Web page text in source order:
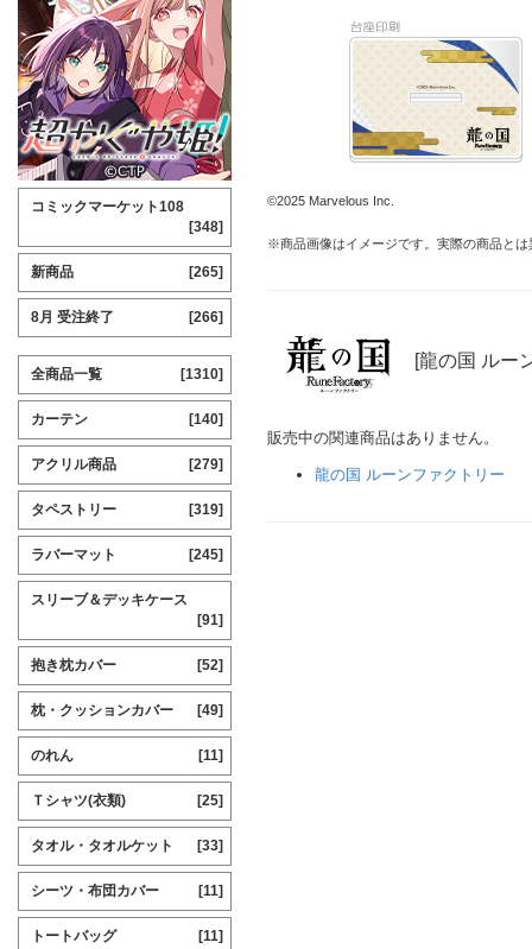
©2025 Marvelous Inc.
※商品画像はイメージです。実際の商品と
[龍の国 ルー
販売中の関連商品はありません。
龍の国 ルーンファクトリー
コミックマーケット108
[348]
新商品 [265]
8月 受注終了 [266]
全商品一覧 [1310]
カーテン [140]
アクリル商品 [279]
タペストリー [319]
ラバーマット [245]
スリーブ＆デッキケース
[91]
抱き枕カバー [52]
枕・クッションカバー [49]
のれん [11]
Ｔシャツ(衣類) [25]
タオル・タオルケット [33]
シーツ・布団カバー [11]
トートバッグ [11]